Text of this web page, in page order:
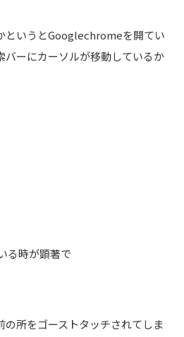
というとGooglechromeを開てい
バーにカーソルが移動しているか
る時が顕著で
の所をゴーストタッチされてしま